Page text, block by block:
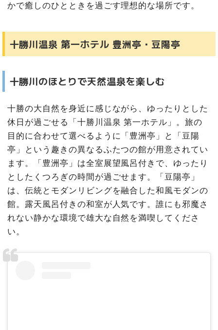
かで癒しのひとときを過ごす理想的な場所です。
十勝川温泉 第一ホテル 豊洲亭・豆陽亭
十勝川のほとりで天然温泉を楽しむ
十勝の大自然を身近に感じながら、ゆったりとした
休日が過ごせる「十勝川温泉 第一ホテル」。旅の
目的に合わせて選べるように「豊洲亭」と「豆陽
亭」という趣きの異なるふたつの館が用意されてい
ます。「豊洲亭」は全室展望風呂付きで、ゆったり
としたくつろぎの時間が過ごせます。「豆陽亭」
は、伝統とモダンリビングを融合した和風モダンの
館。露天風呂付きの和室が人気です。誰にも邪魔さ
れない静かな環境で雄大な自然を満喫してくださ
い。